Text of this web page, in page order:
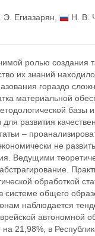
Егиазарян
Н. В.
ролью создания
их знаний
гораздо
материальной
базы
развития
–
не
Ведущими
обработкой
системе общего
наблюдается
автономной
21,98%, в